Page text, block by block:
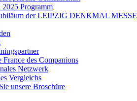
Programm
der LEIPZIG DENKMAL MESSE
France des Companions
Netzwerk
Vergleichs
unsere Broschüre